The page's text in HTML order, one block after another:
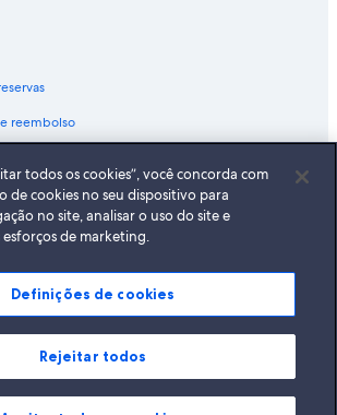
reembolso
internacionais
se responsabiliza pelo conteúdo dos sites externos.
uma empresa do Expedia Group. Todos os direitos
e o logotipo da Expedia são marcas registradas da
todos os cookies”, você concorda com
de cookies no seu dispositivo para
no site, analisar o uso do site e
esforços de marketing.
Definições de cookies
Rejeitar todos